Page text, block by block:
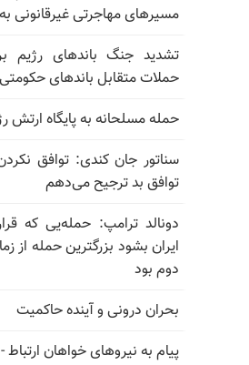
مسیرهای مهاجرتی غیرقانونی
تشدید جنگ باندهای رژیم
حملات متقابل باندهای حکومتی
حمله مسلحانه به پایگاه ارتش
سناتور جان کندی: توافق
توافق بد ترجیح می‌دهم
دونالد ترامپ: حمله‌یی که
ایران بشود بزرگترین حمله از
دوم بود
بحران درونی و آینده حاکمیت
پیام به نیروهای خواهان ارتباط - ۱۲مرداد ۱۴۰۵